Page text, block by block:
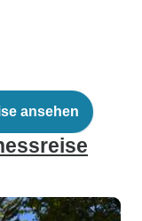
ansehen